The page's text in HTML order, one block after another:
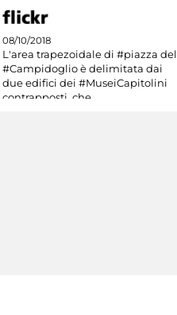
08/10/2018
L'area trapezoidale di #piazza del
#Campidoglio è delimitata dai
due edifici dei #MuseiCapitolini
contrapposti, che